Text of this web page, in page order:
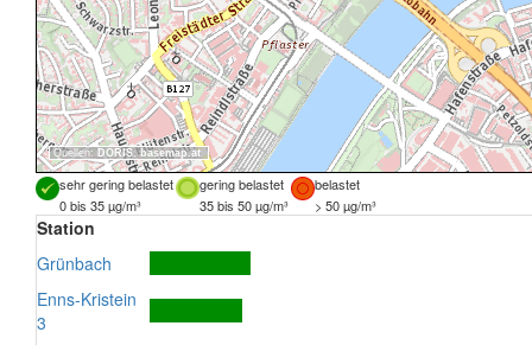
Quellen: DORIS,basemap.at
sehr gering belastet gering belastet
belastet
0 bis 35 µg/m³
35 bis 50 µg/m³ > 50 µg/m³
Station
Grünbach
Enns-Kristein
3